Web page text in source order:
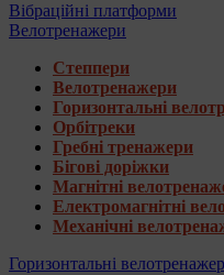
Вібраційні платформи
Велотренажери
Степпери
Велотренажери
Горизонтальні
Орбітреки
Гребні тренажери
Бігові доріжки
Магнітні
Електромагнітні
Механічні
Горизонтальні